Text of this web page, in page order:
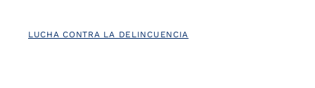
LUCHA CONTRA LA DELINCUENCIA